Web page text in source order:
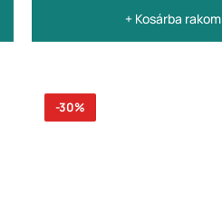
+ Kosárba rakom
-30%